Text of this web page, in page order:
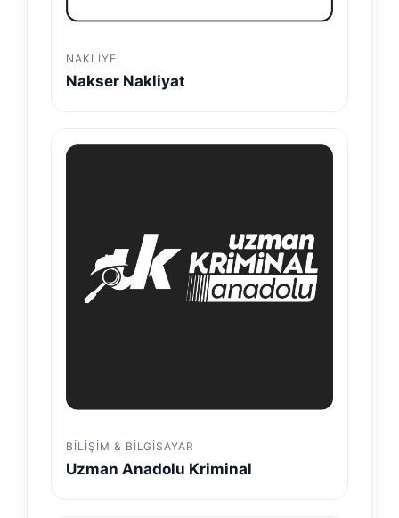
NAKLIYE
Nakser Nakliyat
BILIŞIM & BILGISAYAR
Uzman Anadolu Kriminal